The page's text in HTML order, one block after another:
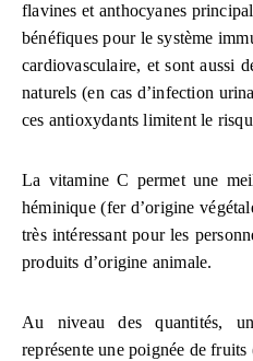
flavines et anthocyanes
bénéfiques pour le système
cardiovasculaire, et sont aussi
naturels (en cas d’infection
ces antioxydants limitent le
La vitamine C permet une
héminique (fer d’origine
très intéressant pour les
produits d’origine animale.
Au niveau des quantités,
représente une poignée de fruits